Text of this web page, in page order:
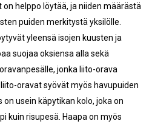
helppo löytää, ja niiden määrästä
puiden merkitystä yksilölle.
yleensä isojen kuusten ja
suojaa oksiensa alla sekä
jonka liito-orava
oravat syövät myös havupuiden
usein käpytikan kolo, joka on
kuin risupesä. Haapa on myös